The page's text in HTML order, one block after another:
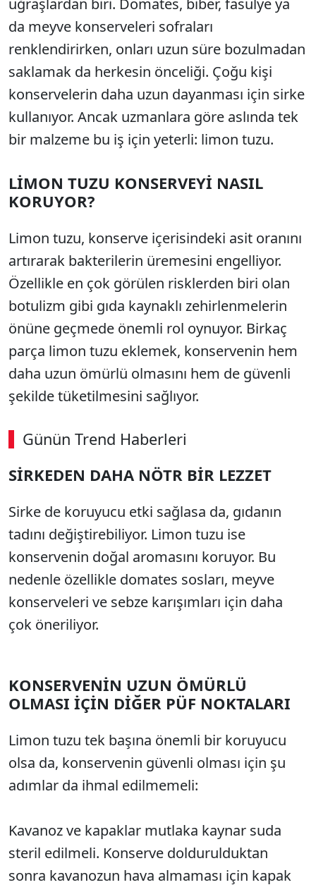
uğraşlardan biri. Domates, biber, fasulye ya
da meyve konserveleri sofraları
renklendirirken, onları uzun süre bozulmadan
saklamak da herkesin önceliği. Çoğu kişi
konservelerin daha uzun dayanması için sirke
kullanıyor. Ancak uzmanlara göre aslında tek
bir malzeme bu iş için yeterli: limon tuzu.
LİMON TUZU KONSERVEYİ NASIL
KORUYOR?
Limon tuzu, konserve içerisindeki asit oranını
artırarak bakterilerin üremesini engelliyor.
Özellikle en çok görülen risklerden biri olan
botulizm gibi gıda kaynaklı zehirlenmelerin
önüne geçmede önemli rol oynuyor. Birkaç
parça limon tuzu eklemek, konservenin hem
daha uzun ömürlü olmasını hem de güvenli
şekilde tüketilmesini sağlıyor.
Günün Trend Haberleri
SİRKEDEN DAHA NÖTR BİR LEZZET
Sirke de koruyucu etki sağlasa da, gıdanın
tadını değiştirebiliyor. Limon tuzu ise
konservenin doğal aromasını koruyor. Bu
nedenle özellikle domates sosları, meyve
konserveleri ve sebze karışımları için daha
çok öneriliyor.
KONSERVENİN UZUN ÖMÜRLÜ
OLMASI İÇİN DİĞER PÜF NOKTALARI
Limon tuzu tek başına önemli bir koruyucu
olsa da, konservenin güvenli olması için şu
adımlar da ihmal edilmemeli:
Kavanoz ve kapaklar mutlaka kaynar suda
steril edilmeli. Konserve doldurulduktan
sonra kavanozun hava almaması için kapak